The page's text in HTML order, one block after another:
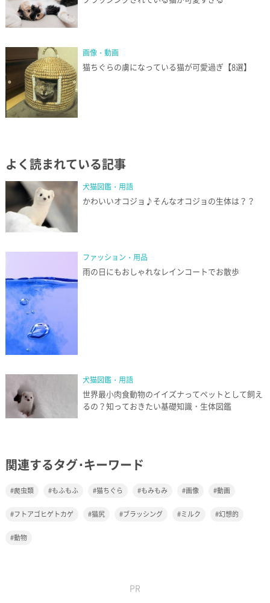
画像・動画
猫ちぐらの虜になっている猫が可愛過ぎ【8選】
よく読まれている記事
犬猫図鑑・用語
かわいいオコジョ♪そんなオコジョの生体は？？
ファッション・用品
雨の日にもおしゃれなレインコートでお散歩
犬猫図鑑・用語
世界最小肉食動物のイイズナってペットとして飼え
るの？知っておきたい基礎知識・生体図鑑
関連するタグ･キーワード
爬虫類 もふもふ 猫ちぐら もみもみ 画像 動画
フトアゴヒゲトカゲ 猫尻 ブラッシング ミルク 幻想的
動物
PR